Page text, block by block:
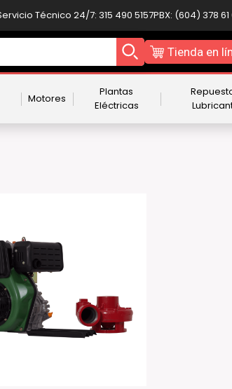
Técnico 24/7: 315 490 5157PBX: (604) 378 61
Tienda en
Motores
Plantas
Eléctricas